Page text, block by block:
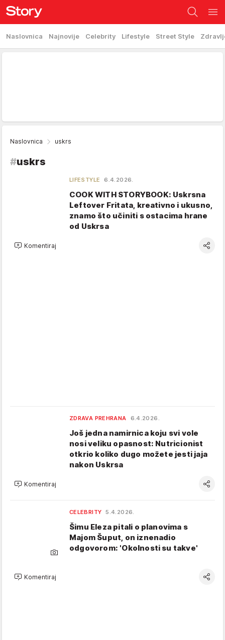
Naslovnica Najnovije Celebrity Lifestyle Street Style
Naslovnica uskrs
#uskrs
LIFESTYLE 6.4.2026.
COOK WITH STORYBOOK: Uskrsna
Leftover Fritata, kreativno i ukusno,
znamo što učiniti s ostacima hrane
od Uskrsa
Komentiraj
ZDRAVA PREHRANA 6.4.2026.
Još jedna namirnica koju svi vole
nosi veliku opasnost: Nutricionist
otkrio koliko dugo možete jesti jaja
nakon Uskrsa
Komentiraj
CELEBRITY 5.4.2026.
Šimu Eleza pitali o planovima s
Majom Šuput, on iznenadio
odgovorom: 'Okolnosti su takve'
Komentiraj